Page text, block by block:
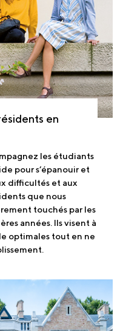
en
les étudiants
pour s’épanouir et
difficultés et aux
que nous
touchés par les
années. Ils visent à
optimales tout en ne